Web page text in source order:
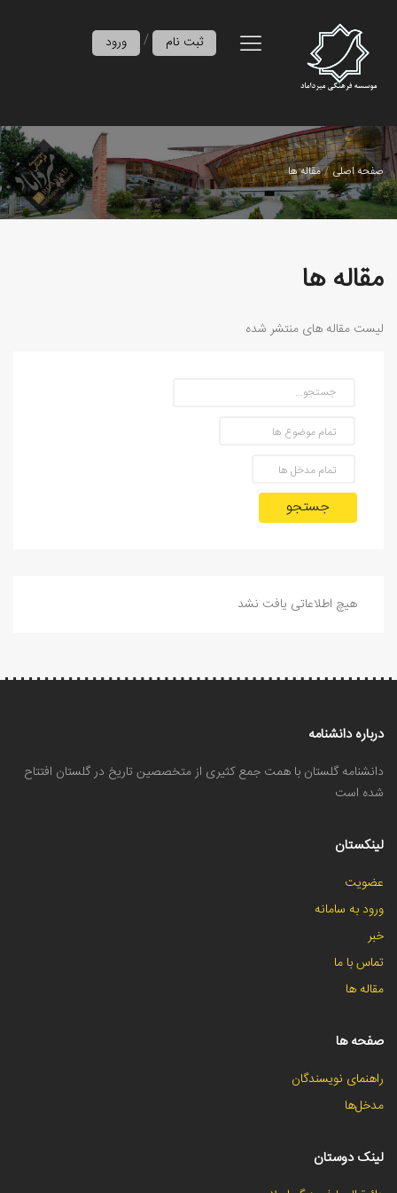
ورود / ثبت نام
صفحه اصلی مقاله ها
مقاله ها
لیست مقاله های منتشر شده
جستجو
هیچ اطلاعاتی یافت نشد
درباره دانشنامه
دانشنامه گلستان با همت جمع کثیری از متخصصین تاریخ در گلستان افتتاح
شده است
لینکستان
عضویت
ورود به سامانه
خبر
تماس با ما
مقاله ها
صفحه ها
راهنمای نویسندگان
مدخل‌ها
لینک دوستان